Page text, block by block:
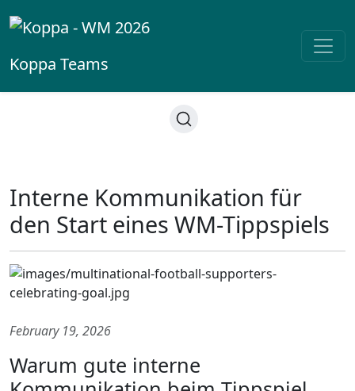
Koppa Teams
Interne Kommunikation für
den Start eines WM-Tippspiels
February 19, 2026
Warum gute interne